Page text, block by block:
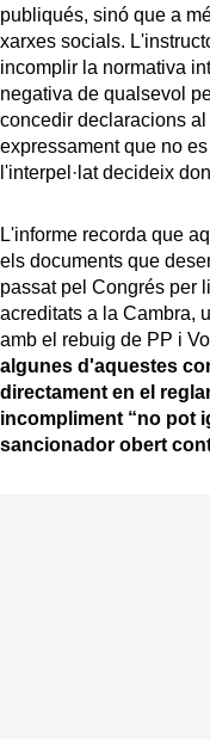
publiqués, sinó que a
xarxes socials.
incomplir la normativa
negativa de qualsevol
concedir declaracions
expressament que no
l'interpel·lat decideix
L'informe recorda que
els documents que
passat pel Congrés per
acreditats a la Cambra,
amb el rebuig de PP i
algunes d'aquestes
directament en el
incompliment “no pot
sancionador obert